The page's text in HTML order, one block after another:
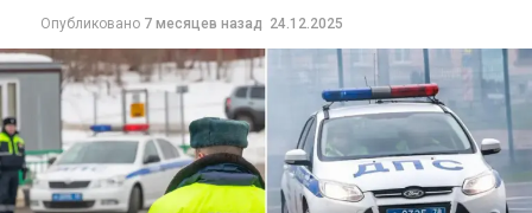
Опубликовано 7 месяцев назад 24.12.2025